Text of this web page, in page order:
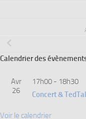
Calendrier des
Avr
26
17h00 - 18h30
Concert &
Voir le calendrier